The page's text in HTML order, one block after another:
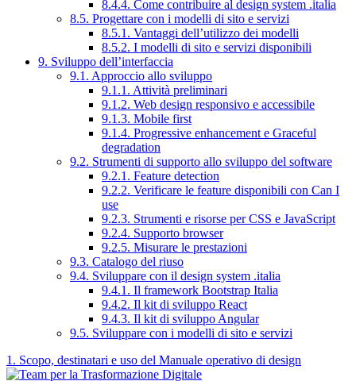
8.4.4. Come contribuire al design system .italia
8.5. Progettare con i modelli di sito e servizi
8.5.1. Vantaggi dell’utilizzo dei modelli
8.5.2. I modelli di sito e servizi disponibili
9. Sviluppo dell’interfaccia
9.1. Approccio allo sviluppo
9.1.1. Attività preliminari
9.1.2. Web design responsivo e accessibile
9.1.3. Mobile first
9.1.4. Progressive enhancement e Graceful
degradation
9.2. Strumenti di supporto allo sviluppo del software
9.2.1. Feature detection
9.2.2. Verificare le feature disponibili con Can I
use
9.2.3. Strumenti e risorse per CSS e JavaScript
9.2.4. Supporto browser
9.2.5. Misurare le prestazioni
9.3. Catalogo del riuso
9.4. Sviluppare con il design system .italia
9.4.1. Il framework Bootstrap Italia
9.4.2. Il kit di sviluppo React
9.4.3. Il kit di sviluppo Angular
9.5. Sviluppare con i modelli di sito e servizi
1. Scopo, destinatari e uso del Manuale operativo di design